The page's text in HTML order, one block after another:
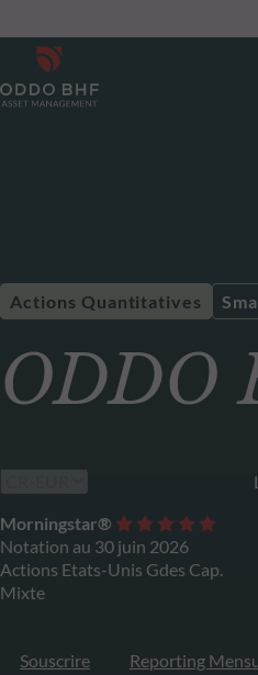
ODDO
Actions Quantitatives
Morningstar®
Notation au 30 juin 2026
Actions Etats-Unis Gdes Cap.
Mixte
Souscrire Reporting